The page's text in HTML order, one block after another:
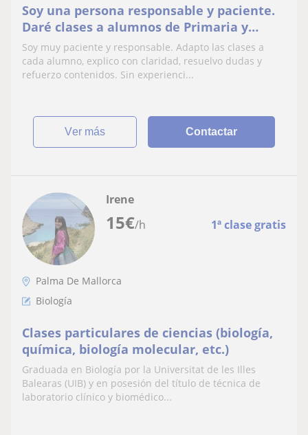
Soy una persona responsable y paciente.
Daré clases a alumnos de Primaria y
primeros cursos de la ESO.
Soy muy paciente y responsable. Adapto las clases a
cada alumno, explico con claridad, resuelvo dudas y
refuerzo contenidos. Sin experienci...
ver más Contactar
15€/h 1ª clase gratis
Irene
Palma De Mallorca
Biología
Clases particulares de ciencias (biología,
química, biología molecular, etc.)
Graduada en Biología por la Universitat de les Illes
Balearas (UIB) y en posesión del título de técnica de
laboratorio clínico y biomédico...